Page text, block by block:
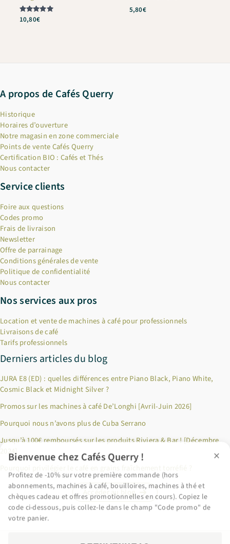
Note
10,80€
5,80€
A propos de Cafés Querry
Historique
Horaires d’ouverture
Notre magasin en zone commerciale
Points de vente Cafés Querry
Certification BIO : Cafés et Thés
Nous contacter
Service clients
Foire aux questions
Codes promo
Frais de livraison
Newsletter
Offre de parrainage
Conditions générales de vente
Politique de confidentialité
Nous contacter
Nos services aux pros
Location et vente de machines à café pour professionnels
Livraisons de café
Tarifs professionnels
Derniers articles du blog
JURA E8 (ED) : quelles différences entre Piano Black, Piano White,
Cosmic Black et Midnight Silver ?
Promos sur les machines à café De’Longhi [Avril-Juin 2026]
Pourquoi nous n’avons plus de Cuba Serrano
Jusqu’à 100€ remboursés sur les produits Riviera & Bar ! [Décembre
2024]
Accéder au blog
×
Bienvenue chez Cafés Querry !
Profitez de -10% sur votre première commande (hors
chèques cadeau et offres promotionnelles en cours). Copiez le
code ci-dessous, puis collez-le dans le champ "Code promo" de
votre panier.